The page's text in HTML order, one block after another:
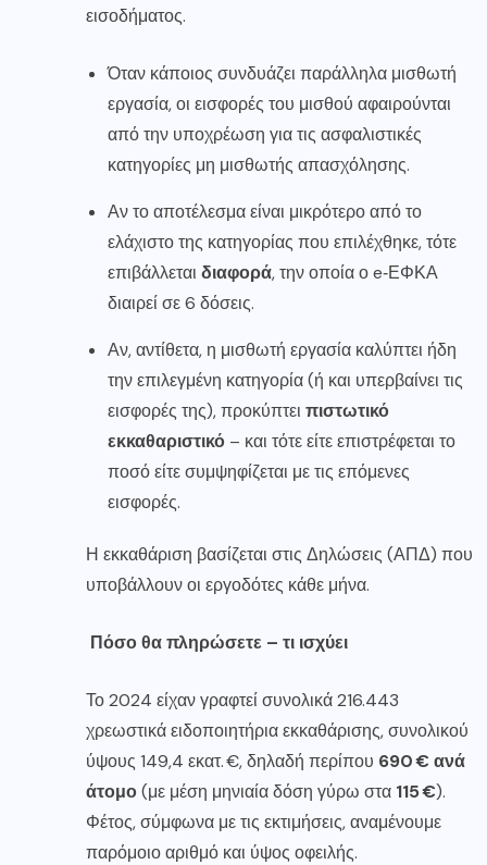
εισοδήματος.
Όταν κάποιος συνδυάζει παράλληλα μισθωτή
εργασία, οι εισφορές του μισθού αφαιρούνται
από την υποχρέωση για τις ασφαλιστικές
κατηγορίες μη μισθωτής απασχόλησης.
Αν το αποτέλεσμα είναι μικρότερο από το
ελάχιστο της κατηγορίας που επιλέχθηκε, τότε
επιβάλλεται διαφορά, την οποία ο e‑ΕΦΚΑ
διαιρεί σε 6 δόσεις.
Αν, αντίθετα, η μισθωτή εργασία καλύπτει ήδη
την επιλεγμένη κατηγορία (ή και υπερβαίνει τις
εισφορές της), προκύπτει πιστωτικό
εκκαθαριστικό – και τότε είτε επιστρέφεται το
ποσό είτε συμψηφίζεται με τις επόμενες
εισφορές.
Η εκκαθάριση βασίζεται στις Δηλώσεις (ΑΠΔ) που
υποβάλλουν οι εργοδότες κάθε μήνα.
Πόσο θα πληρώσετε – τι ισχύει
Το 2024 είχαν γραφτεί συνολικά 216.443
χρεωστικά ειδοποιητήρια εκκαθάρισης, συνολικού
ύψους 149,4 εκατ. €, δηλαδή περίπου 690 € ανά
άτομο(με μέση μηνιαία δόση γύρω στα 115 €).
Φέτος, σύμφωνα με τις εκτιμήσεις, αναμένουμε
παρόμοιο αριθμό και ύψος οφειλής.